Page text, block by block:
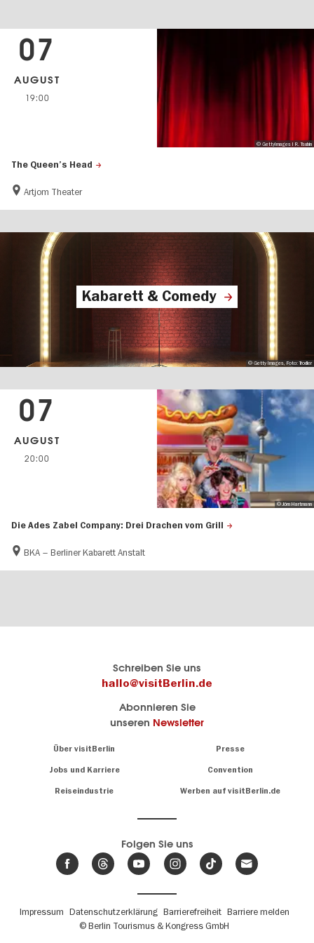
The Queen’s Head
Artjom Theater
07
AUGUST
19:00
© GettyImages I R. Tsubin
Kabarett & Comedy
© Getty Images, Foto: Trodler
Die Ades Zabel Company: Drei Drachen vom Grill
BKA – Berliner Kabarett Anstalt
07
AUGUST
20:00
© Jörn Hartmann
Schreiben Sie uns
hallo@visitBerlin.de
Abonnieren Sie
unseren Newsletter
Über visitBerlin Presse
Jobs und Karriere Convention
Reiseindustrie Werben auf visitBerlin.de
sind
für Sie da.
Tickets
Wir haben den
Insidertipps
Trends
Folgen Sie uns
Fußbereichsmenü
Impressum Datenschutzerklärung Barrierefreiheit Barriere melden
© Berlin Tourismus & Kongress GmbH